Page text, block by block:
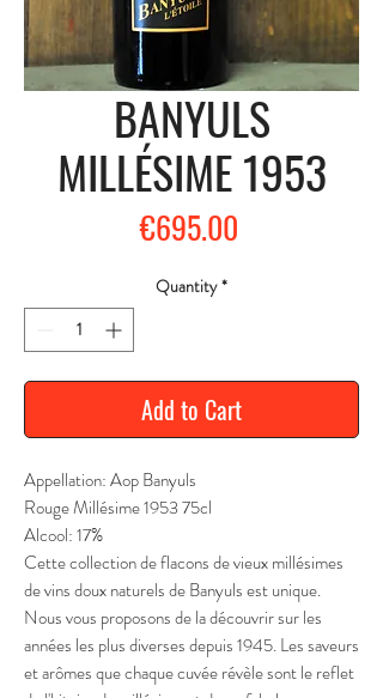
BANYULS
MILLÉSIME 1953
€695.00Price
Quantity *
Add to Cart
Appellation: Aop Banyuls
Rouge Millésime 1953 75cl
Alcool: 17%
Cette collection de flacons de vieux millésimes
de vins doux naturels de Banyuls est unique.
Nous vous proposons de la découvrir sur les
années les plus diverses depuis 1945. Les saveurs
et arômes que chaque cuvée révèle sont le reflet